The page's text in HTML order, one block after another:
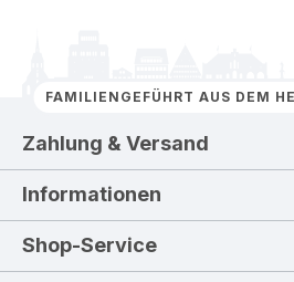
FAMILIENGEFÜHRT AUS DEM
Zahlung & Versand
Informationen
Shop-Service